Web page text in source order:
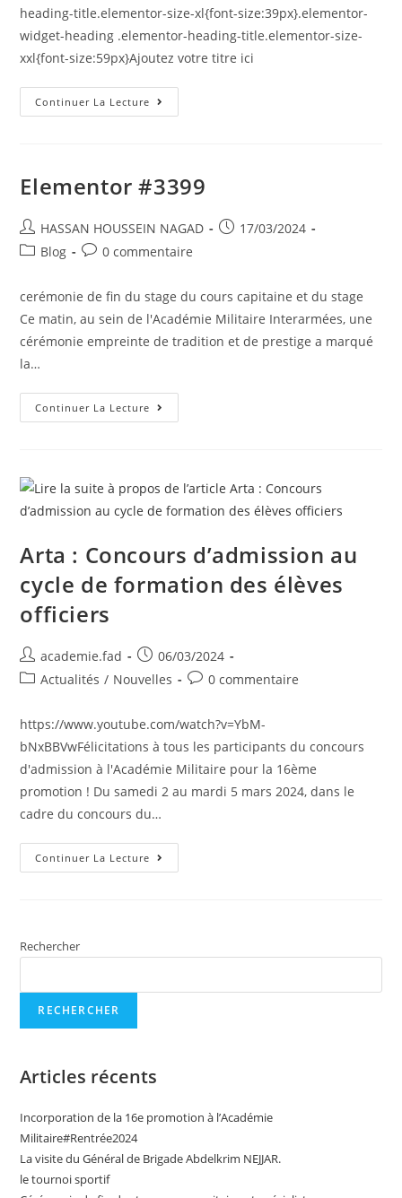
heading-title.elementor-size-xl{font-size:39px}.elementor-
widget-heading .elementor-heading-title.elementor-size-
xxl{font-size:59px}Ajoutez votre titre ici
Continuer La Lecture
Elementor #3399
HASSAN HOUSSEIN NAGAD
17/03/2024
Blog
0 commentaire
cerémonie de fin du stage du cours capitaine et du stage
Ce matin, au sein de l'Académie Militaire Interarmées, une
cérémonie empreinte de tradition et de prestige a marqué
la…
Continuer La Lecture
Arta : Concours d’admission au
cycle de formation des élèves
officiers
academie.fad
06/03/2024
Actualités / Nouvelles 0 commentaire
https://www.youtube.com/watch?v=YbM-
bNxBBVwFélicitations à tous les participants du concours
d'admission à l'Académie Militaire pour la 16ème
promotion ! Du samedi 2 au mardi 5 mars 2024, dans le
cadre du concours du…
Continuer La Lecture
Rechercher
RECHERCHER
Articles récents
Incorporation de la 16e promotion à l’Académie
Militaire#Rentrée2024
La visite du Général de Brigade Abdelkrim NEJJAR.
le tournoi sportif